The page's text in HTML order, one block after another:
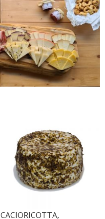
CACIORICOTTA,